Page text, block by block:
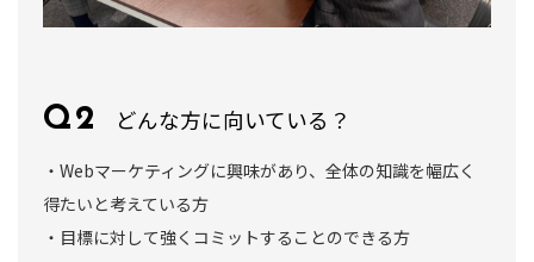
どんな方に向いている？
・Webマーケティングに興味があり、全体の知識を幅広く
得たいと考えている方
・目標に対して強くコミットすることのできる方